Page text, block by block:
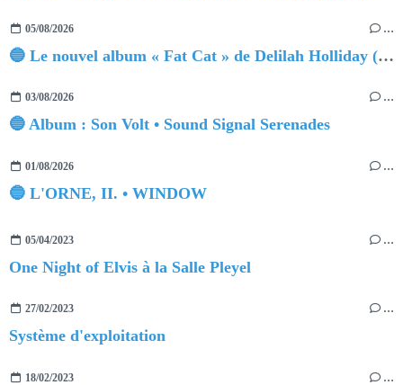
05/08/2026 …
🔵 Le nouvel album « Fat Cat » de Delilah Holliday (sortie le 30 Octobre 2026)
03/08/2026 …
🔵 Album : Son Volt • Sound Signal Serenades
01/08/2026 …
🔵 L'ORNE, II. • WINDOW
05/04/2023 …
One Night of Elvis à la Salle Pleyel
27/02/2023 …
Système d'exploitation
18/02/2023 …